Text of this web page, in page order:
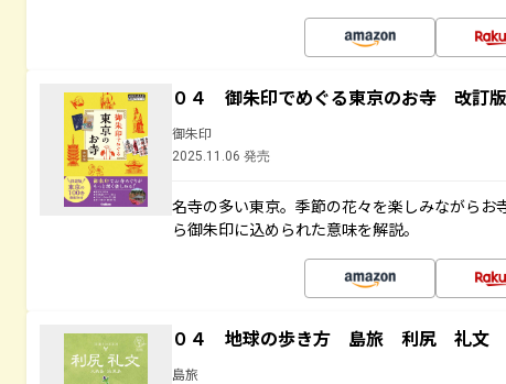
０４ 御朱印でめぐる東京のお寺 改訂版
御朱印
2025.11.06 発売
名寺の多い東京。季節の花々を楽しみながら
ら御朱印に込められた意味を解説。
０４ 地球の歩き方 島旅 利尻 礼文
島旅